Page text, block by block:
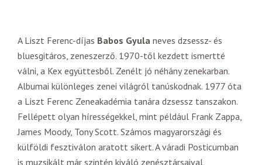
A Liszt Ferenc-díjas Babos Gyula neves dzsessz- és
bluesgitáros, zeneszerző. 1970-től kezdett ismertté
válni, a Kex együttesből. Zenélt jó néhány zenekarban.
Albumai különleges zenei világról tanúskodnak. 1977 óta
a Liszt Ferenc Zeneakadémia tanára dzsessz tanszakon.
Fellépett olyan hírességekkel, mint például Frank Zappa,
James Moody, Tony Scott. Számos magyarországi és
külföldi fesztiválon aratott sikert. A váradi Posticumban
is muzsikált már szintén kiváló zenésztársaival,